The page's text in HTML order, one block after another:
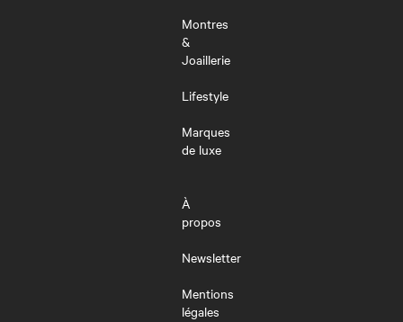
Montres
&
Joaillerie
Lifestyle
Marques
de luxe
À
propos
Newsletter
Mentions
légales